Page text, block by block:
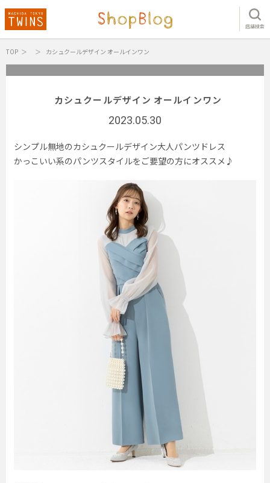
店舗検索
TOP カシュクールデザイン オールインワン
カシュクールデザイン オールインワン
2023.05.30
シンプル無地のカシュクールデザイン大人パンツドレス
かっこいい系のパンツスタイルをご要望の方にオススメ♪